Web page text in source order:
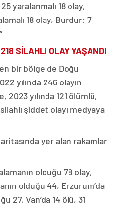
yaralanmalı 18 olay,
18 olay, Burdur: 7
SİLAHLI OLAY YAŞANDI
bir bölge de Doğu
yılında 246 olayın
2023 yılında 121 ölümlü,
şiddet olayı medyaya
yer alan rakamlar
olduğu 78 olay,
olduğu 44, Erzurum’da
27, Van’da 14 ölü, 31